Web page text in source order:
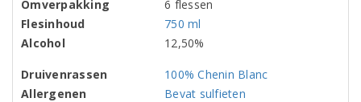
Omverpakking
6 flessen
Flesinhoud
750 ml
Alcohol
12,50%
Druivenrassen
100% Chenin Blanc
Allergenen
Bevat sulfieten